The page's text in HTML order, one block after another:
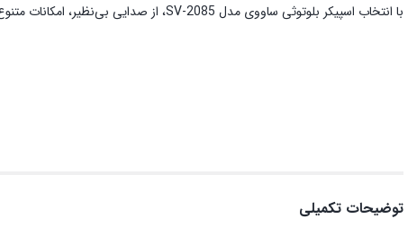
با انتخاب اسپیکر بلوتوثی ساووی مدل SV-2085، از صدایی بی‌نظیر، امکانات متنوع و طراحی کاربرپسند بهره‌مند شوید و لحظات شنیداری خود را به تجربه‌ای فراموش‌نشدنی تبدیل کنید.
توضیحات تکمیلی